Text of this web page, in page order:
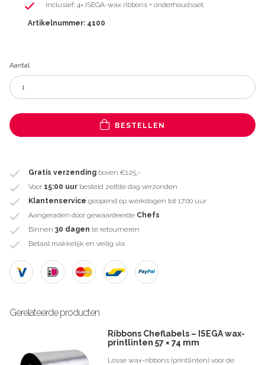
Inclusief: 4× ISEGA-wax ribbons + onderhoudsset
Artikelnummer: 4100
Aantal
BESTELLEN
Gratis verzending boven €125,-
Voor 15:00 uur besteld zelfde dag verzonden
Klantenservice geopend op werkdagen tot 17:00 uur
Aangeraden door gewaardeerde Chefs
Binnen 30 dagen te retourneren
Betaal makkelijk en veilig via
Gerelateerde producten
Ribbons Cheflabels – ISEGA wax-
printlinten 57 × 74 mm
Losse wax-ribbons (printlinten) voor de